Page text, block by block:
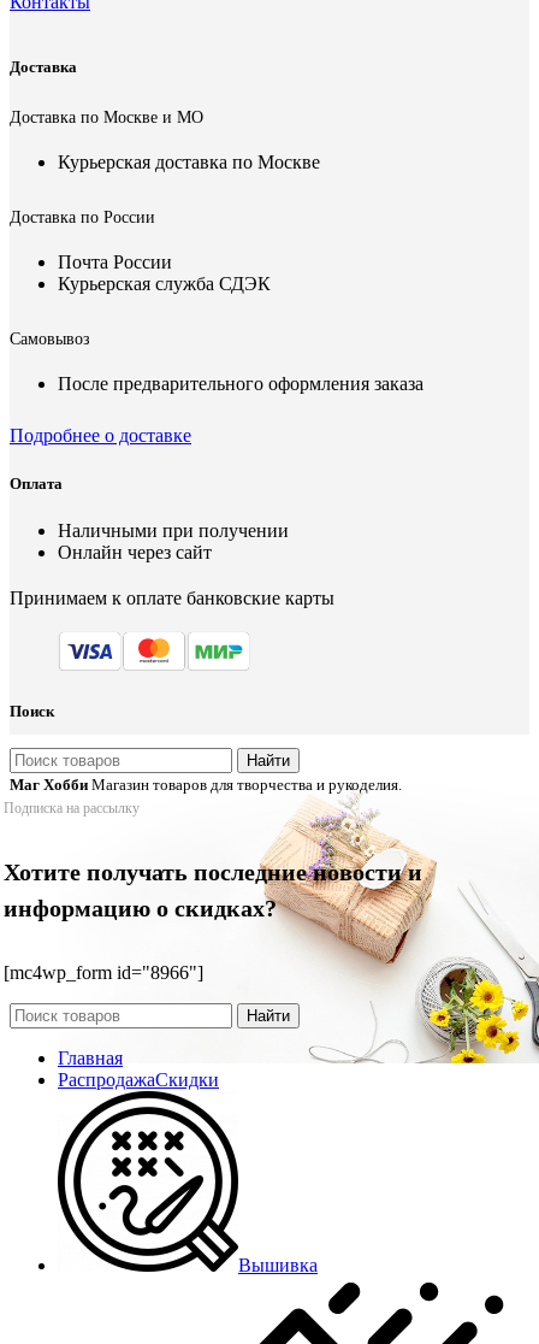
Доставка
Доставка по Москве и МО
Курьерская доставка по Москве
Доставка по России
Почта России
Курьерская служба СДЭК
Самовывоз
После предварительного оформления заказа
Подробнее о доставке
Оплата
Наличными при получении
Онлайн через сайт
Принимаем к оплате банковские карты
Поиск
Найти
Маг Хобби Магазин товаров для творчества и рукоделия.
Подписка на рассылку
Хотите получать последние новости и
информацию о скидках?
[mc4wp_form id="8966"]
Найти
Главная
РаспродажаСкидки
Вышивка